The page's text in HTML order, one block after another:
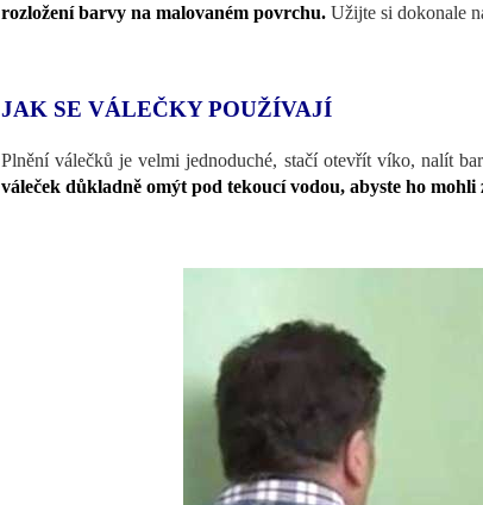
rozložení barvy na malovaném povrchu. Užijte si dokonale
JAK SE VÁLEČKY POUŽÍVAJÍ
Plnění válečků je velmi jednoduché, stačí otevřít víko, nalít
váleček důkladně omýt pod tekoucí vodou, abyste ho mohli